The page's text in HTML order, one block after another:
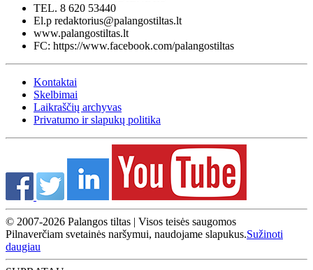
TEL. 8 620 53440
El.p redaktorius@palangostiltas.lt
www.palangostiltas.lt
FC: https://www.facebook.com/palangostiltas
Kontaktai
Skelbimai
Laikraščių archyvas
Privatumo ir slapukų politika
© 2007-2026 Palangos tiltas | Visos teisės saugomos
Pilnaverčiam svetainės naršymui, naudojame slapukus.Sužinoti
daugiau